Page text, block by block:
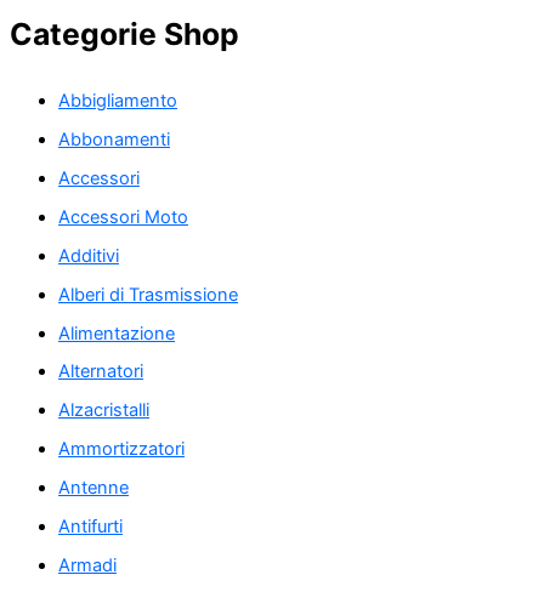
Categorie Shop
Abbigliamento
Abbonamenti
Accessori
Accessori Moto
Additivi
Alberi di Trasmissione
Alimentazione
Alternatori
Alzacristalli
Ammortizzatori
Antenne
Antifurti
Armadi